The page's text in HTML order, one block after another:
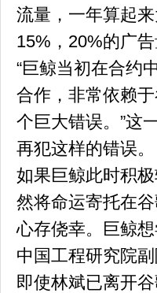
流量，一年算起
15%，20%的广
“巨鲸当初在合约
合作，非常依赖
个巨大错误。”这
再犯这样的错误。
如果巨鲸此时积
然将命运寄托在
心存侥幸。巨鲸
中国工程研究院
即使林斌已离开